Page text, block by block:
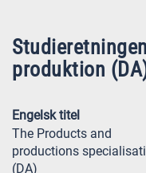
produktion
Engelsk titel
The Products and
productions
(DA)